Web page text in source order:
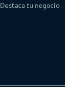
Destaca tu negocio